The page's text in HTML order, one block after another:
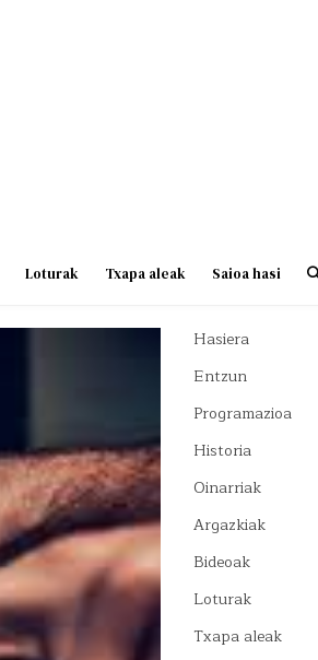
Loturak Txapa aleak Saioa hasi
Hasiera
Entzun
Programazioa
Historia
Oinarriak
Argazkiak
Bideoak
Loturak
Txapa aleak